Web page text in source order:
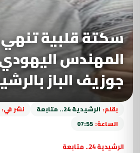
سكتة قلبية
المهندس
جوزيف الباز
بقلم: الرشيدية 24.. متابعة نشر في:
الساعة: 07:55
الرشيدية 24.. متابعة